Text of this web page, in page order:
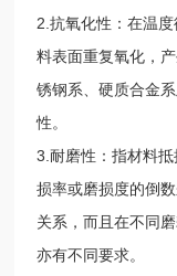
2.抗氧化性：在温
料表面重复氧化，
锈钢系、硬质合金
性。
3.耐磨性：指材料
损率或磨损度的倒
关系，而且在不同
亦有不同要求。